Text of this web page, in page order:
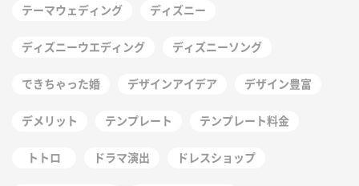
テーマウェディング ディズニー
ディズニーウエディング ディズニーソング
できちゃった婚 デザインアイデア デザイン豊富
デメリット テンプレート テンプレート料金
トトロ ドラマ演出 ドレスショップ